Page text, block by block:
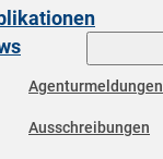
Agenturmeldungen
Ausschreibungen